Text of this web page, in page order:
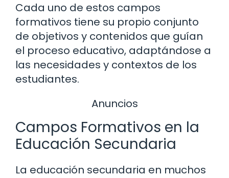
Cada uno de estos campos
formativos tiene su propio conjunto
de objetivos y contenidos que guían
el proceso educativo, adaptándose a
las necesidades y contextos de los
estudiantes.
Anuncios
Campos Formativos en la
Educación Secundaria
La educación secundaria en muchos